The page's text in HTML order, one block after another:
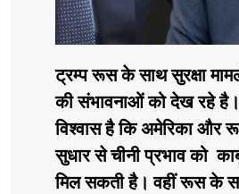
ट्रम्प रूस के साथ सुरक्षा
की संभावनाओं को देख रहे
विश्वास है कि अमेरिका और
सुधार से चीनी प्रभाव को
मिल सकती है। वहीं रूस के